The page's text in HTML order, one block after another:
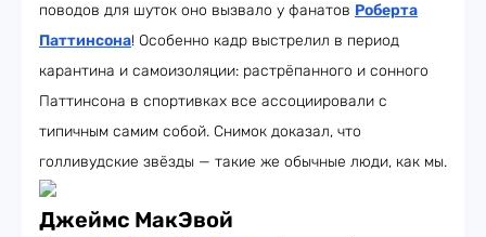
поводов для шуток оно вызвало у фанатов Роберта
Паттинсона! Особенно кадр выстрелил в период
карантина и самоизоляции: растрёпанного и сонного
Паттинсона в спортивках все ассоциировали с
типичным самим собой. Снимок доказал, что
голливудские звёзды — такие же обычные люди, как мы.
Джеймс МакЭвой